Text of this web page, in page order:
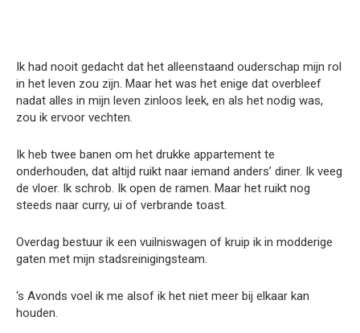
Ik had nooit gedacht dat het alleenstaand ouderschap mijn rol
in het leven zou zijn. Maar het was het enige dat overbleef
nadat alles in mijn leven zinloos leek, en als het nodig was,
zou ik ervoor vechten.
Ik heb twee banen om het drukke appartement te
onderhouden, dat altijd ruikt naar iemand anders’ diner. Ik veeg
de vloer. Ik schrob. Ik open de ramen. Maar het ruikt nog
steeds naar curry, ui of verbrande toast.
Overdag bestuur ik een vuilniswagen of kruip ik in modderige
gaten met mijn stadsreinigingsteam.
‘s Avonds voel ik me alsof ik het niet meer bij elkaar kan
houden.